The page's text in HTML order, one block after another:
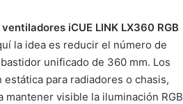
ventiladores iCUE LINK LX360 RGB
la idea es reducir el número de
unificado de 360 mm. Los
para radiadores o chasis,
visible la iluminación RGB